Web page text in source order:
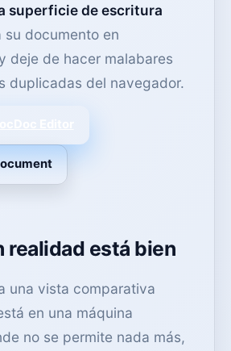
superficie de escritura
su documento en
deje de hacer malabares
duplicadas del navegador.
realidad está bien
una vista comparativa
en una máquina
no se permite nada más,